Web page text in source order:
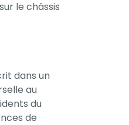
le châssis
dans un
au
du
de